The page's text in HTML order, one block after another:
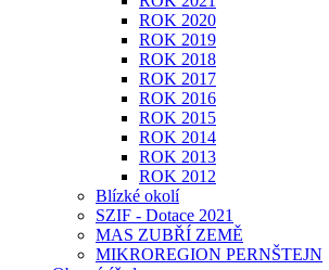
ROK 2020
ROK 2019
ROK 2018
ROK 2017
ROK 2016
ROK 2015
ROK 2014
ROK 2013
ROK 2012
Blízké okolí
SZIF - Dotace 2021
MAS ZUBŘÍ ZEMĚ
MIKROREGION PERNŠTEJN